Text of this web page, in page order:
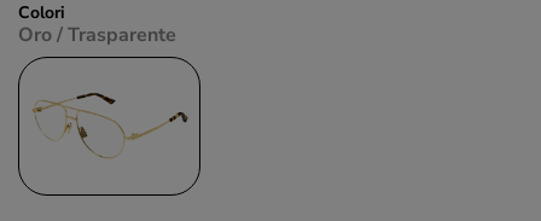
Colori
Oro / Trasparente